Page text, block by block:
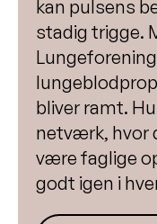
kan pulsens
stadig trigge.
bliver ramt.
netværk, hvor
være faglige
godt igen i